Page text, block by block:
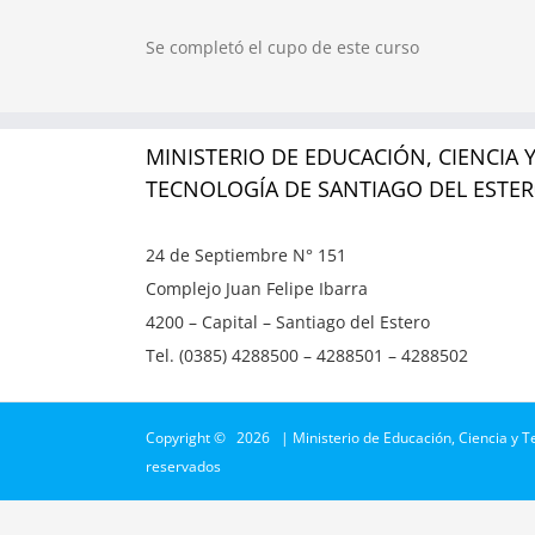
Se completó el cupo de este curso
MINISTERIO DE EDUCACIÓN, CIENCIA Y
TECNOLOGÍA DE SANTIAGO DEL
24 de Septiembre N° 151
Complejo Juan Felipe Ibarra
4200 – Capital – Santiago del Estero
Tel. (0385) 4288500 – 4288501 – 4288502
Copyright © 2026 | Ministerio de Educación, Ciencia y
reservados